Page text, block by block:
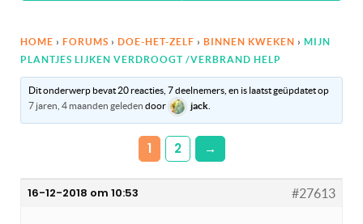
HOME › FORUMS › DOE-HET-ZELF › BINNEN KWEKEN › MIJN
PLANTJES LIJKEN VERDROOGT /VERBRAND HELP
Dit onderwerp bevat 20 reacties, 7 deelnemers, en is laatst geüpdatet op
7 jaren, 4 maanden geleden door jack
1 2 →
16-12-2018 om 10:53 #27613